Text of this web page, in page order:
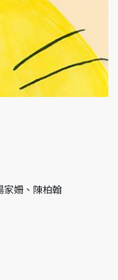
家姍、陳柏翰